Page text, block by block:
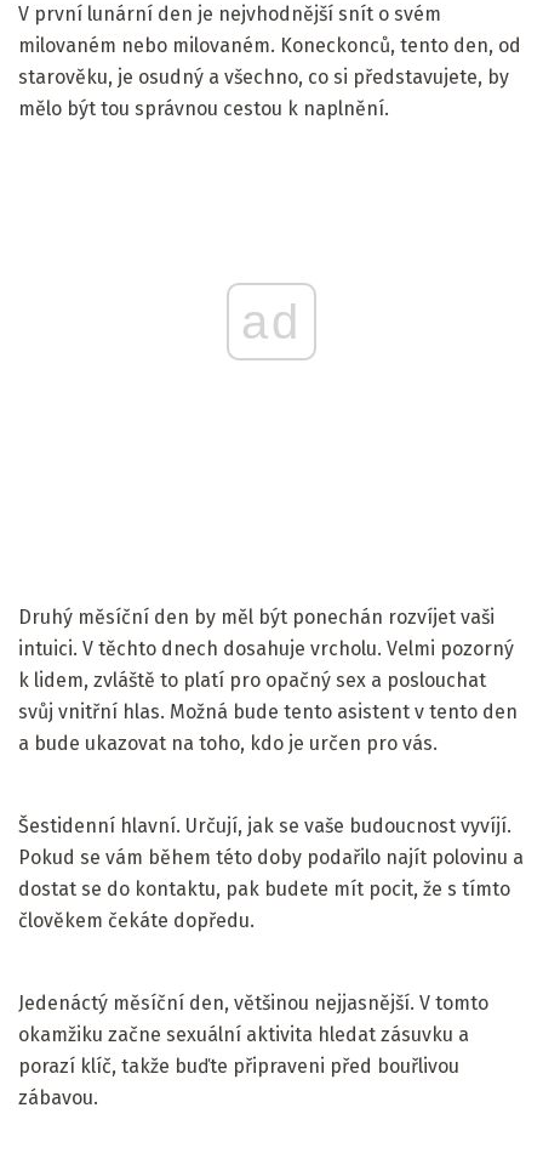
V první lunární den je nejvhodnější snít o svém
milovaném nebo milovaném. Koneckonců, tento den, od
starověku, je osudný a všechno, co si představujete, by
mělo být tou správnou cestou k naplnění.
ad
Druhý měsíční den by měl být ponechán rozvíjet vaši
intuici. V těchto dnech dosahuje vrcholu. Velmi pozorný
k lidem, zvláště to platí pro opačný sex a poslouchat
svůj vnitřní hlas. Možná bude tento asistent v tento den
a bude ukazovat na toho, kdo je určen pro vás.
Šestidenní hlavní. Určují, jak se vaše budoucnost vyvíjí.
Pokud se vám během této doby podařilo najít polovinu a
dostat se do kontaktu, pak budete mít pocit, že s tímto
člověkem čekáte dopředu.
Jedenáctý měsíční den, většinou nejjasnější. V tomto
okamžiku začne sexuální aktivita hledat zásuvku a
porazí klíč, takže buďte připraveni před bouřlivou
zábavou.